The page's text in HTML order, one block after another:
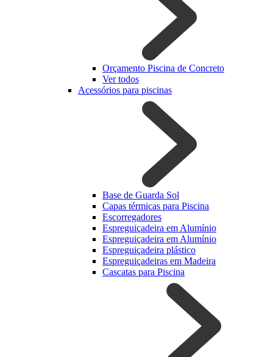
Orçamento Piscina de Concreto
Ver todos
Acessórios para piscinas
Base de Guarda Sol
Capas térmicas para Piscina
Escorregadores
Espreguiçadeira em Alumínio
Espreguiçadeira em Alumínio
Espreguiçadeira plástico
Espreguiçadeiras em Madeira
Cascatas para Piscina